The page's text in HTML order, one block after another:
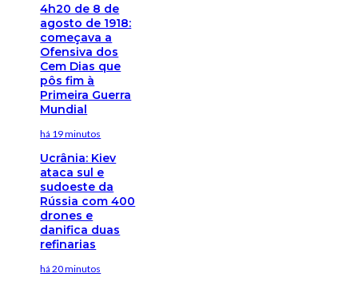
4h20 de 8 de
agosto de 1918:
começava a
Ofensiva dos
Cem Dias que
pôs fim à
Primeira Guerra
Mundial
há 19 minutos
Ucrânia: Kiev
ataca sul e
sudoeste da
Rússia com 400
drones e
danifica duas
refinarias
há 20 minutos